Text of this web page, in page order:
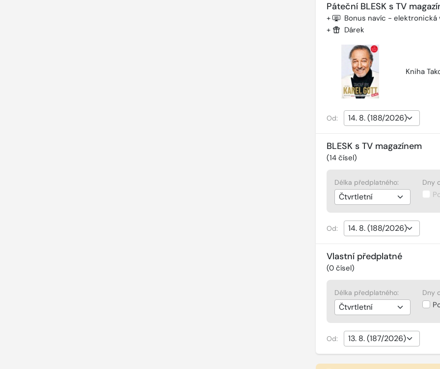
Páteční BLESK s TV
+ Bonus navíc - elektronická
+ Dárek
Kniha
Od:
BLESK s TV magazínem
(14čísel)
Délka předplatného: Dny
Od:
Vlastní předplatné
(0čísel)
Délka předplatného: Dny
Od: